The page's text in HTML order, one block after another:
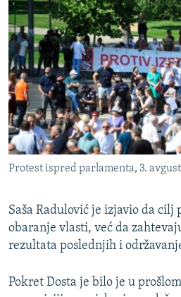
Protest ispred parlamenta, 3. avgust
Saša Radulović je izjavio da cilj
obaranje vlasti, već da
rezultata poslednjih i
Pokret Dosta je bilo je u